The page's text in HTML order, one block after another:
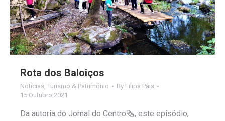
Rota dos Baloiços
Notícias, Turismo & Património By Filipa Pais
15 Outubro 2021
Da autoria do Jornal do Centro🗞, este episódio,